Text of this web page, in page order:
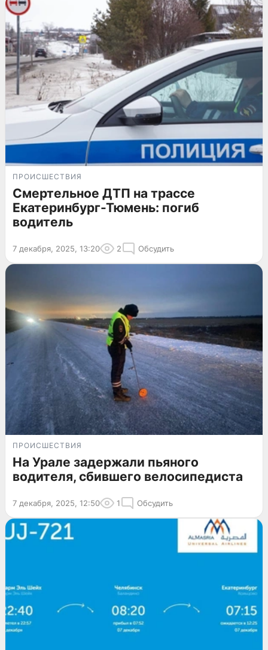
ПРОИСШЕСТВИЯ
Смертельное ДТП на трассе
Екатеринбург-Тюмень: погиб
водитель
7 декабря, 2025, 13:20 2 Обсудить
ПРОИСШЕСТВИЯ
На Урале задержали пьяного
водителя, сбившего велосипедиста
7 декабря, 2025, 12:50 1 Обсудить